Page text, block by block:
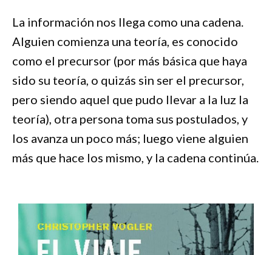
La información nos llega como una cadena.
Alguien comienza una teoría, es conocido
como el precursor (por más básica que haya
sido su teoría, o quizás sin ser el precursor,
pero siendo aquel que pudo llevar a la luz la
teoría), otra persona toma sus postulados, y
los avanza un poco más; luego viene alguien
más que hace los mismo, y la cadena continúa.